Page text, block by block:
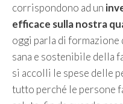
corrispondono ad un
efficace sulla nostra
oggi parla di
sana e sostenibile della
si accolli le spese delle
tutto perché le persone